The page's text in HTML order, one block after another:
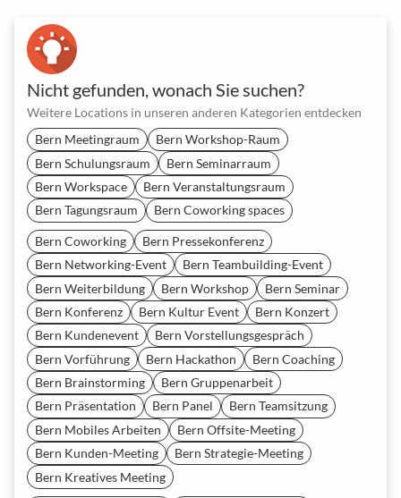
Nicht gefunden, wonach Sie suchen?
Weitere Locations in unseren anderen Kategorien entdecken
Bern Meetingraum
Bern Workshop-Raum
Bern Schulungsraum
Bern Seminarraum
Bern Workspace
Bern Veranstaltungsraum
Bern Tagungsraum
Bern Coworking spaces
Bern Coworking
Bern Pressekonferenz
Bern Networking-Event
Bern Teambuilding-Event
Bern Weiterbildung
Bern Workshop
Bern Seminar
Bern Konferenz
Bern Kultur Event
Bern Konzert
Bern Kundenevent
Bern Vorstellungsgespräch
Bern Vorführung
Bern Hackathon
Bern Coaching
Bern Brainstorming
Bern Gruppenarbeit
Bern Präsentation
Bern Panel
Bern Teamsitzung
Bern Mobiles Arbeiten
Bern Offsite-Meeting
Bern Kunden-Meeting
Bern Strategie-Meeting
Bern Kreatives Meeting